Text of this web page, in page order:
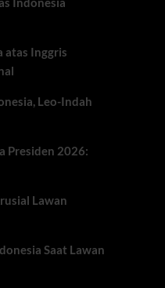
atas Inggris
Leo-Indah
Presiden 2026:
Lawan
Saat Lawan